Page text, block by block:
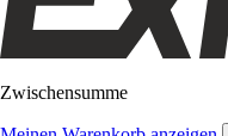
Zwischensumme